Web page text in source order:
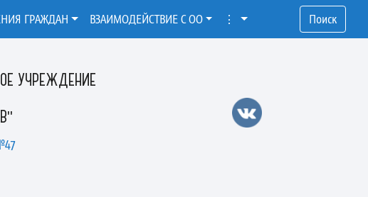
УЧРЕЖДЕНИЕ
ГРАЖДАН ВЗАИМОДЕЙСТВИЕ С ОО ⋮ Поиск